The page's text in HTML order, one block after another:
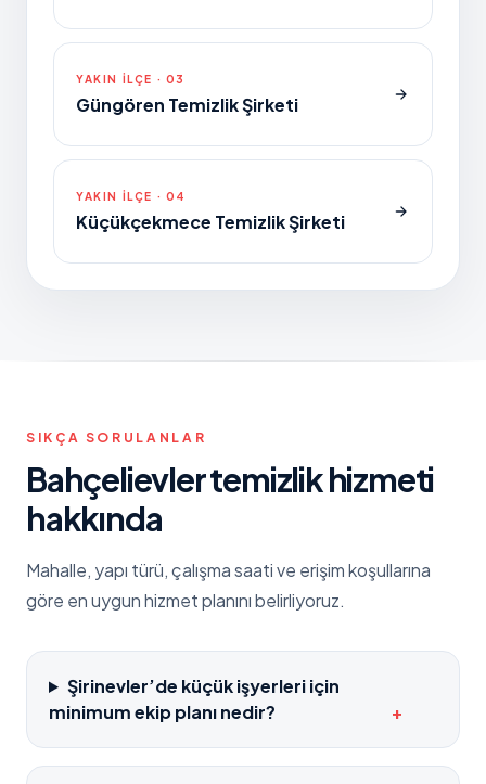
YAKIN ILÇE · 03
Güngören Temizlik Şirketi
YAKIN ILÇE · 04
Küçükçekmece Temizlik Şirketi
SIKÇA SORULANLAR
Bahçelievlertemizlik hizmeti
hakkında
Mahalle, yapı türü, çalışma saati ve erişim koşullarına
göre en uygun hizmet planını belirliyoruz.
Şirinevler’de küçük işyerleri için
minimum ekip planı nedir?
+